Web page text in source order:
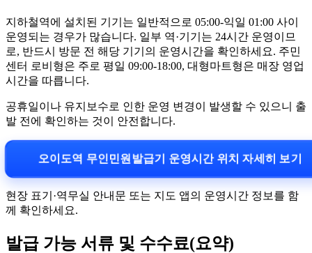
지하철역에 설치된 기기는 일반적으로 05:00-익일 01:00 사이
운영되는 경우가 많습니다. 일부 역·기기는 24시간 운영이므
로, 반드시 방문 전 해당 기기의 운영시간을 확인하세요. 주민
센터 로비형은 주로 평일 09:00-18:00, 대형마트형은 매장 영업
시간을 따릅니다.
공휴일이나 유지보수로 인한 운영 변경이 발생할 수 있으니 출
발 전에 확인하는 것이 안전합니다.
오이도역 무인민원발급기 운영시간 위치 자세히 보기
현장 표기·역무실 안내문 또는 지도 앱의 운영시간 정보를 함
께 확인하세요.
발급 가능 서류 및 수수료(요약)